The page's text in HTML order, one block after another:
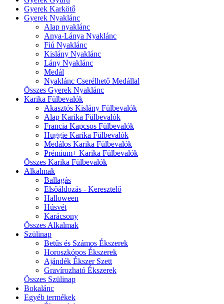
Gyerek Karkötő
Gyerek Nyaklánc
Alap nyaklánc
Anya-Lánya Nyaklánc
Fiú Nyaklánc
Kislány Nyaklánc
Lány Nyaklánc
Medál
Nyaklánc Cserélhető Medállal
Összes Gyerek Nyaklánc
Karika Fülbevalók
Akasztós Kislány Fülbevalók
Alap Karika Fülbevalók
Francia Kapcsos Fülbevalók
Huggie Karika Fülbevalók
Medálos Karika Fülbevalók
Prémium+ Karika Fülbevalók
Összes Karika Fülbevalók
Alkalmak
Ballagás
Elsőáldozás - Keresztelő
Halloween
Húsvét
Karácsony
Összes Alkalmak
Szülinap
Betűs és Számos Ékszerek
Horoszkópos Ékszerek
Ajándék Ékszer Szett
Gravírozható Ékszerek
Összes Szülinap
Bokalánc
Egyéb termékek